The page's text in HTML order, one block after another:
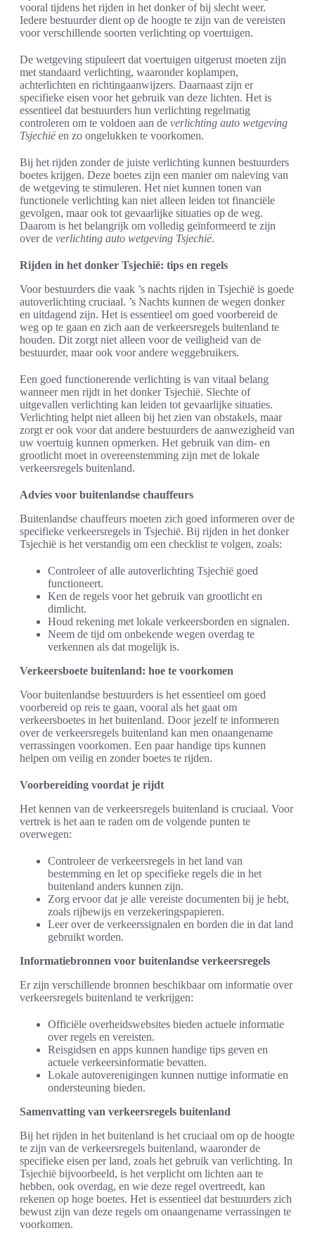
vooral tijdens het rijden in het donker of bij slecht weer.
Iedere bestuurder dient op de hoogte te zijn van de vereisten
voor verschillende soorten verlichting op voertuigen.
De wetgeving stipuleert dat voertuigen uitgerust moeten zijn
met standaard verlichting, waaronder koplampen,
achterlichten en richtingaanwijzers. Daarnaast zijn er
specifieke eisen voor het gebruik van deze lichten. Het is
essentieel dat bestuurders hun verlichting regelmatig
controleren om te voldoen aan de verlichting auto wetgeving
Tsjechië en zo ongelukken te voorkomen.
Bij het rijden zonder de juiste verlichting kunnen bestuurders
boetes krijgen. Deze boetes zijn een manier om naleving van
de wetgeving te stimuleren. Het niet kunnen tonen van
functionele verlichting kan niet alleen leiden tot financiële
gevolgen, maar ook tot gevaarlijke situaties op de weg.
Daarom is het belangrijk om volledig geïnformeerd te zijn
over de verlichting auto wetgeving Tsjechië.
Rijden in het donker Tsjechië: tips en regels
Voor bestuurders die vaak ’s nachts rijden in Tsjechië is goede
autoverlichting cruciaal. ’s Nachts kunnen de wegen donker
en uitdagend zijn. Het is essentieel om goed voorbereid de
weg op te gaan en zich aan de verkeersregels buitenland te
houden. Dit zorgt niet alleen voor de veiligheid van de
bestuurder, maar ook voor andere weggebruikers.
Een goed functionerende verlichting is van vitaal belang
wanneer men rijdt in het donker Tsjechië. Slechte of
uitgevallen verlichting kan leiden tot gevaarlijke situaties.
Verlichting helpt niet alleen bij het zien van obstakels, maar
zorgt er ook voor dat andere bestuurders de aanwezigheid van
uw voertuig kunnen opmerken. Het gebruik van dim- en
grootlicht moet in overeenstemming zijn met de lokale
verkeersregels buitenland.
Advies voor buitenlandse chauffeurs
Buitenlandse chauffeurs moeten zich goed informeren over de
specifieke verkeersregels in Tsjechië. Bij rijden in het donker
Tsjechië is het verstandig om een checklist te volgen, zoals:
Controleer of alle autoverlichting Tsjechië goed
functioneert.
Ken de regels voor het gebruik van grootlicht en
dimlicht.
Houd rekening met lokale verkeersborden en signalen.
Neem de tijd om onbekende wegen overdag te
verkennen als dat mogelijk is.
Verkeersboete buitenland: hoe te voorkomen
Voor buitenlandse bestuurders is het essentieel om goed
voorbereid op reis te gaan, vooral als het gaat om
verkeersboetes in het buitenland. Door jezelf te informeren
over de verkeersregels buitenland kan men onaangename
verrassingen voorkomen. Een paar handige tips kunnen
helpen om veilig en zonder boetes te rijden.
Voorbereiding voordat je rijdt
Het kennen van de verkeersregels buitenland is cruciaal. Voor
vertrek is het aan te raden om de volgende punten te
overwegen:
Controleer de verkeersregels in het land van
bestemming en let op specifieke regels die in het
buitenland anders kunnen zijn.
Zorg ervoor dat je alle vereiste documenten bij je hebt,
zoals rijbewijs en verzekeringspapieren.
Leer over de verkeerssignalen en borden die in dat land
gebruikt worden.
Informatiebronnen voor buitenlandse verkeersregels
Er zijn verschillende bronnen beschikbaar om informatie over
verkeersregels buitenland te verkrijgen:
Officiële overheidswebsites bieden actuele informatie
over regels en vereisten.
Reisgidsen en apps kunnen handige tips geven en
actuele verkeersinformatie bevatten.
Lokale autoverenigingen kunnen nuttige informatie en
ondersteuning bieden.
Samenvatting van verkeersregels buitenland
Bij het rijden in het buitenland is het cruciaal om op de hoogte
te zijn van de verkeersregels buitenland, waaronder de
specifieke eisen per land, zoals het gebruik van verlichting. In
Tsjechië bijvoorbeeld, is het verplicht om lichten aan te
hebben, ook overdag, en wie deze regel overtreedt, kan
rekenen op hoge boetes. Het is essentieel dat bestuurders zich
bewust zijn van deze regels om onaangename verrassingen te
voorkomen.